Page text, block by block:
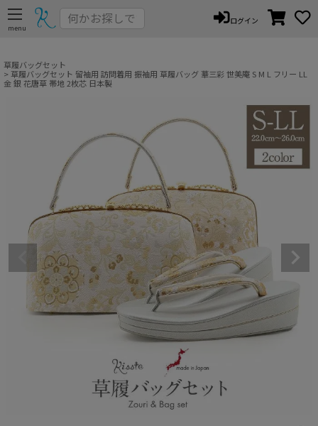
ログイン
草履バッグセット
草履バッグセット 留袖用 訪問着用 振袖用 草履バッグ 華三彩 世美庵 S M L フリー LL
金 銀 花唐草 帯地 2枚芯 日本製
ペー
ジト